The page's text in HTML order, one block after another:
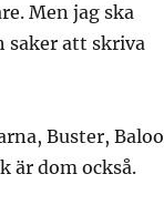
Men jag ska
saker att skriva
Buster, Baloo
är dom också.